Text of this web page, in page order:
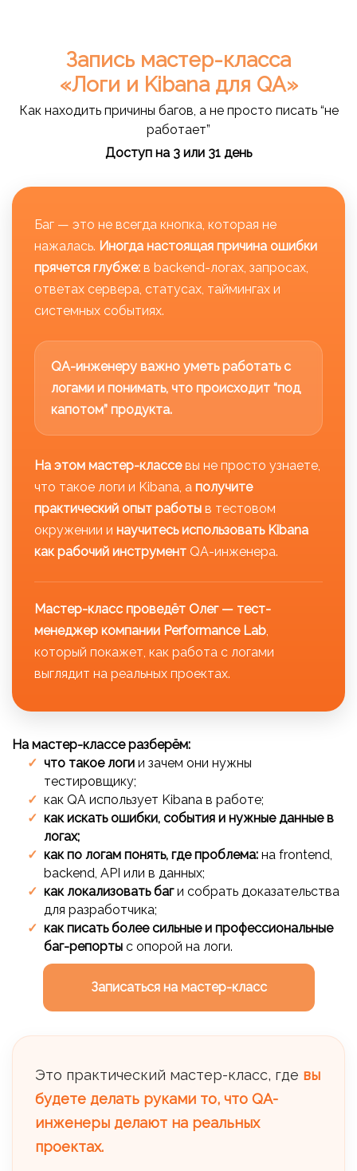
Запись мастер-класса
«Логи и Kibana для QA»
Как находить причины багов, а не просто писать “не
работает”
Доступ на 3 или 31 день
Баг — это не всегда кнопка, которая не
нажалась. Иногда настоящая причина ошибки
прячется глубже: в backend-логах, запросах,
ответах сервера, статусах, таймингах и
системных событиях.
QA-инженеру важно уметь работать с
логами и понимать, что происходит “под
капотом” продукта.
На этом мастер-классевы не просто узнаете,
что такое логи и Kibana, а получите
практический опыт работы в тестовом
окружении и научитесь использовать Kibana
как рабочий инструмент QA-инженера.
Мастер-класс проведёт Олег — тест-
менеджер компании Performance Lab,
который покажет, как работа с логами
выглядит на реальных проектах.
На мастер-классе разберём:
что такое логи и зачем они нужны
тестировщику;
как QA использует Kibana в работе;
как искать ошибки, события и нужные данные в
логах;
как по логам понять, где проблема: на frontend,
backend, API или в данных;
как локализовать баги собрать доказательства
для разработчика;
как писать более сильные и профессиональные
баг-репорты с опорой на логи.
Записаться на мастер-класс
Это практический мастер-класс, где вы
будете делать руками то, что QA-
инженеры делают на реальных
проектах.